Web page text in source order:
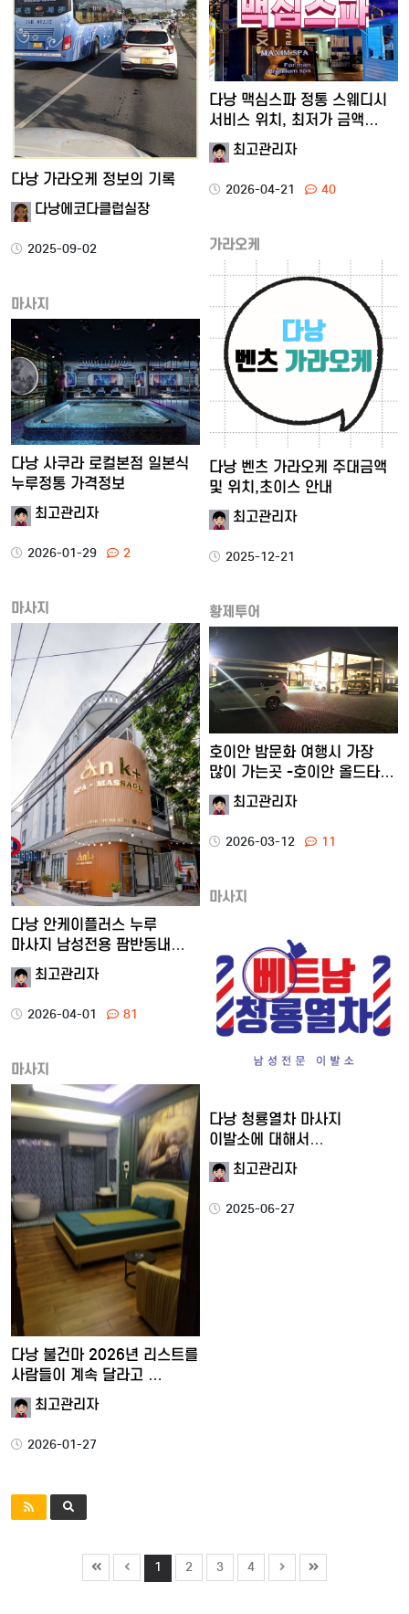
다낭 가라오케 정보의 기록
다낭에코다클럽실장
2025-09-02
다낭 맥심스파 정통 스웨디시
서비스 위치, 최저가 금액…
최고관리자
2026-04-21 40
가라오케
다낭 벤츠 가라오케 주대금액
및 위치,초이스 안내
최고관리자
2025-12-21
마사지
다낭 사쿠라 로컬본점 일본식
누루정통 가격정보
최고관리자
2026-01-29 2
마사지
다낭 안케이플러스 누루
마사지 남성전용 팜반동내
붐붐업…
최고관리자
2026-04-01 81
황제투어
호이안 밤문화 여행시 가장
많이 가는곳 -호이안 올드타…
최고관리자
2026-03-12 11
마사지
다낭 청룡열차 마사지
이발소에 대해서
알려드립니다.
최고관리자
2025-06-27
마사지
다낭 불건마 2026년 리스트를
사람들이 계속 달라고 …
최고관리자
2026-01-27
1 2 3 4